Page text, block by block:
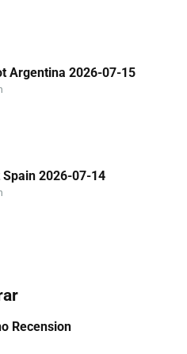
Argentina 2026-07-15
Spain 2026-07-14
Recension